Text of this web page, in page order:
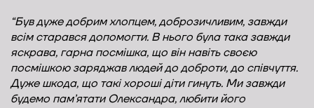
“Був дуже добрим хлопцем, доброзичливим, завжди
всім старався допомогти. В нього була така завжди
яскрава, гарна посмішка, що він навіть своєю
посмішкою заряджав людей до доброти, до співчуття.
Дуже шкода, що такі хороші діти гинуть. Ми завжди
будемо пам’ятати Олександра, любити його